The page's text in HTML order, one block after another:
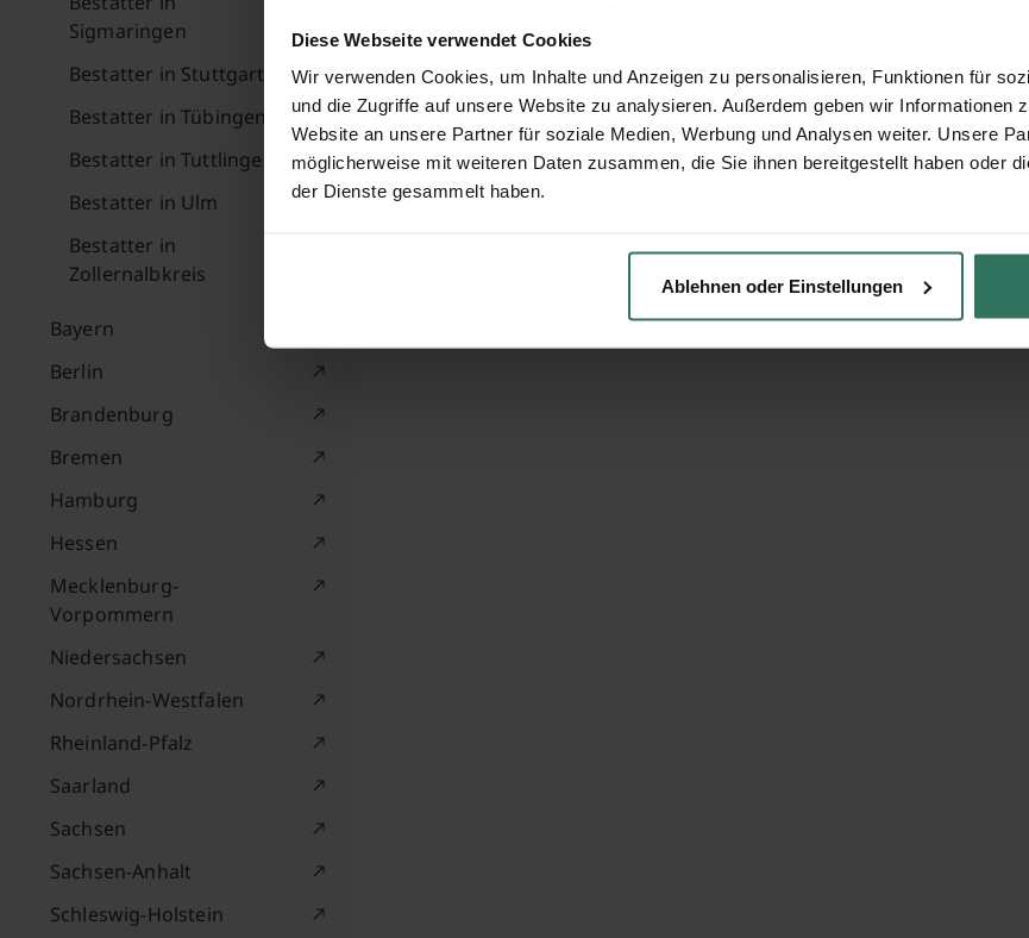
Diese Webseite verwendet Cookies
Wir verwenden Cookies, um Inhalte und Anzeigen zu personalisieren, Funktionen für
und die Zugriffe auf unsere Website zu analysieren. Außerdem geben wir Informationen
Website an unsere Partner für soziale Medien, Werbung und Analysen weiter. Unsere
möglicherweise mit weiteren Daten zusammen, die Sie ihnen bereitgestellt haben oder
der Dienste gesammelt haben.
Ablehnen oder Einstellungen
Sigmaringen
Bestatter in Stuttgart
Bestatter in Tübingen
Bestatter in Tuttlingen
Bestatter in Ulm
Bestatter in
Zollernalbkreis
Bayern
Berlin
Brandenburg
Bremen
Hamburg
Hessen
Mecklenburg-
Vorpommern
Niedersachsen
Nordrhein-Westfalen
Rheinland-Pfalz
Saarland
Sachsen
Sachsen-Anhalt
Schleswig-Holstein